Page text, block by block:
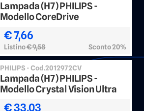
Lampada (H7) PHILIPS -
Modello CoreDrive
€ 7,66
Listino€ 9,58 Sconto 20%
PHILIPS - Cod.2012972CV
Lampada (H7) PHILIPS -
Modello Crystal Vision Ultra
€ 33,03